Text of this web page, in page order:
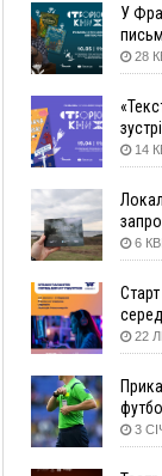
податку
08:54
08:45
830 млн
06 Серпня
18:46 ФОТО У
могилою
кораблі
17:17
ВІДЕО
16:42
Поблизу
втікав від
16:27
На
У
28
14
6
22
3